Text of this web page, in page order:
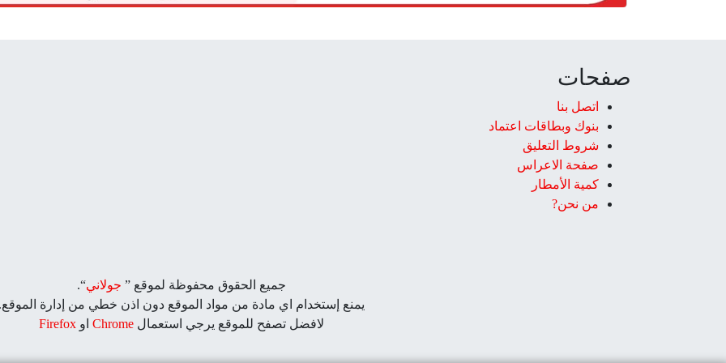
صفحات
اتصل بنا
بنوك وبطاقات اعتماد
شروط التعليق‎
صفحة الاعراس
كمية الأمطار
من نحن?
جميع الحقوق محفوظة لموقع ” جولاني“.
يمنع إستخدام اي مادة من مواد الموقع دون اذن خطي من إدارة
لافضل تصفح للموقع يرجي استعمال Chrome او Firefox